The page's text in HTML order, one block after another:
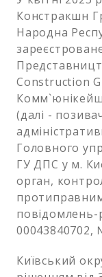
Констракшн
Народна
Construction
(далі -
Головного
ГУ ДПС у м.
орган,
повідомлень-
00043840702,
Київський